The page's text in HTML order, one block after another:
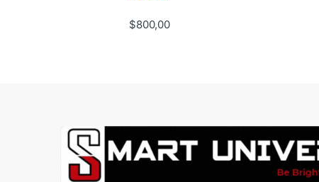
$800,00